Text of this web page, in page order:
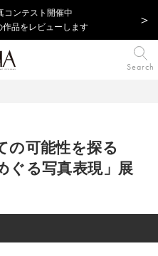
コンテスト開催中
品をレビューします
Search
の可能性を探る
ぐる写真表現」展